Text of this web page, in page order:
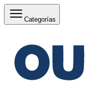
Categorías